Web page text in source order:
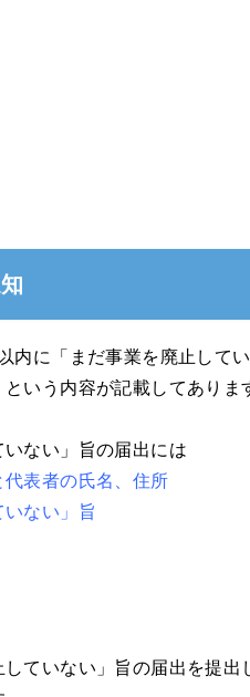
内に「まだ事業を廃止して
いう内容が記載してありま
いない」旨の届出には
表者の氏名、住所
ない」旨
ていない」旨の届出を提